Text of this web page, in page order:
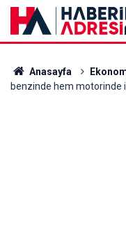
Anasayfa
benzinde hem motorinde